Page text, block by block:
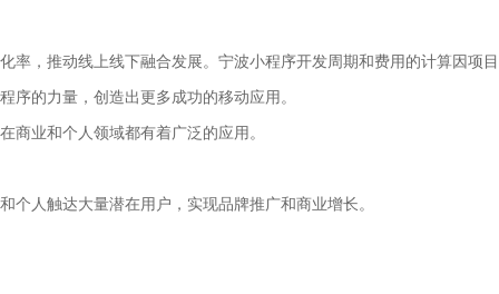
，推动线上线下融合发展。宁波小程序开发周期和费用的计算因项目
的力量，创造出更多成功的移动应用。
业和个人领域都有着广泛的应用。
人触达大量潜在用户，实现品牌推广和商业增长。